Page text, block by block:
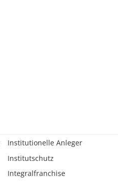
Institutionelle Anleger
Institutschutz
Integralfranchise